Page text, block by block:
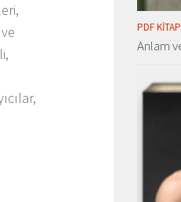
PDF KITAP
Anlam